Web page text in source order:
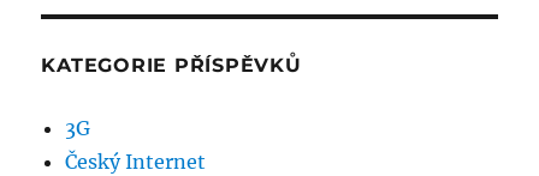
KATEGORIE PŘÍSPĚVKŮ
3G
Český Internet